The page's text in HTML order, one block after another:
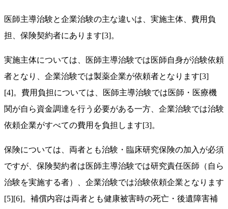
医師主導治験と企業治験の主な違いは、実施主体、費用負
担、保険契約者にあります[3]。
実施主体については、医師主導治験では医師自身が治験依頼
者となり、企業治験では製薬企業が依頼者となります[3]
[4]。費用負担については、医師主導治験では医師・医療機
関が自ら資金調達を行う必要がある一方、企業治験では治験
依頼企業がすべての費用を負担します[3]。
保険については、両者とも治験・臨床研究保険の加入が必須
ですが、保険契約者は医師主導治験では研究責任医師（自ら
治験を実施する者）、企業治験では治験依頼企業となります
[5][6]。補償内容は両者とも健康被害時の死亡・後遺障害補